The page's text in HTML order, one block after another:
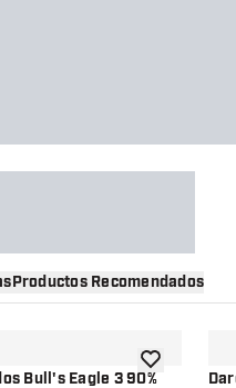
Productos Recomendados
de deseos
Bull's Eagle 3 90%añadir a la